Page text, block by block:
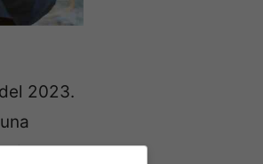
2023.
si